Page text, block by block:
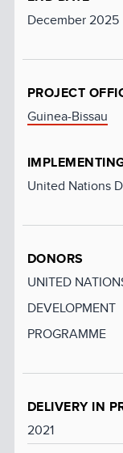
December 2025
PROJECT
Guinea-Bissau
United Nations
DONORS
UNITED
DEVELOPMENT
PROGRAMME
DELIVERY IN
2021